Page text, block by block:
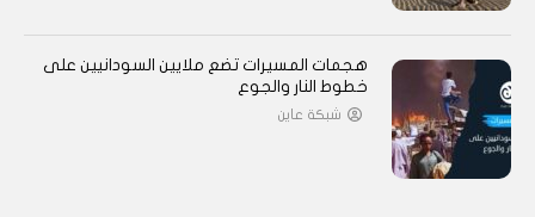
هجمات المسيرات تضع ملايين السودانيين على
خطوط النار والجوع
شبكة عاين